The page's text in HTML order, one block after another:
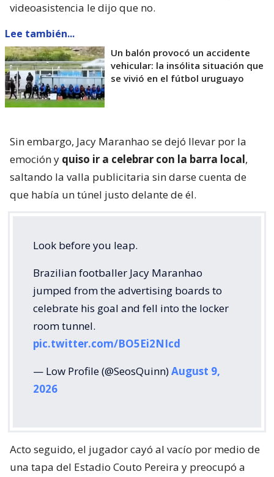
videoasistencia le dijo que no.
Lee también...
Un balón provocó un accidente
vehicular: la insólita situación que
se vivió en el fútbol uruguayo
Sin embargo, Jacy Maranhao se dejó llevar por la
emoción y quiso ir a celebrar con la barra local,
saltando la valla publicitaria sin darse cuenta de
que había un túnel justo delante de él.
Look before you leap.
Brazilian footballer Jacy Maranhao
jumped from the advertising boards to
celebrate his goal and fell into the locker
room tunnel.
pic.twitter.com/BO5Ei2NIcd
— Low Profile (@SeosQuinn)August 9,
2026
Acto seguido, el jugador cayó al vacío por medio de
una tapa del Estadio Couto Pereira y preocupó a